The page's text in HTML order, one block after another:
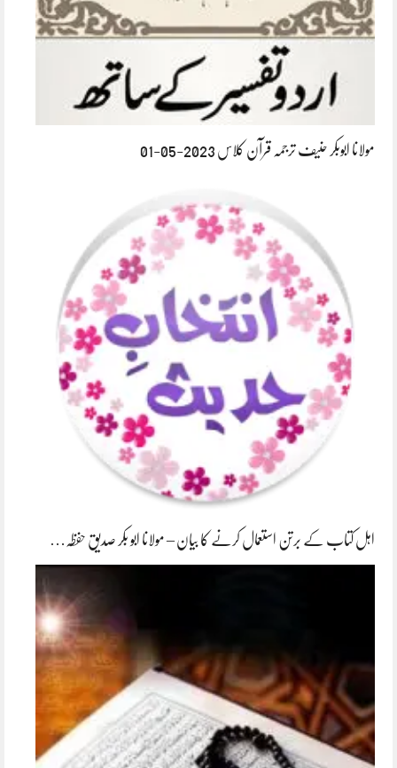
مولانا ابوبکر حنیف ترجمہ قرآن کلاس 2023-05-01
اہل کتاب کے برتن استعمال کرنے کا بیان – مولانا ابو بکر صدیق حفظہ…